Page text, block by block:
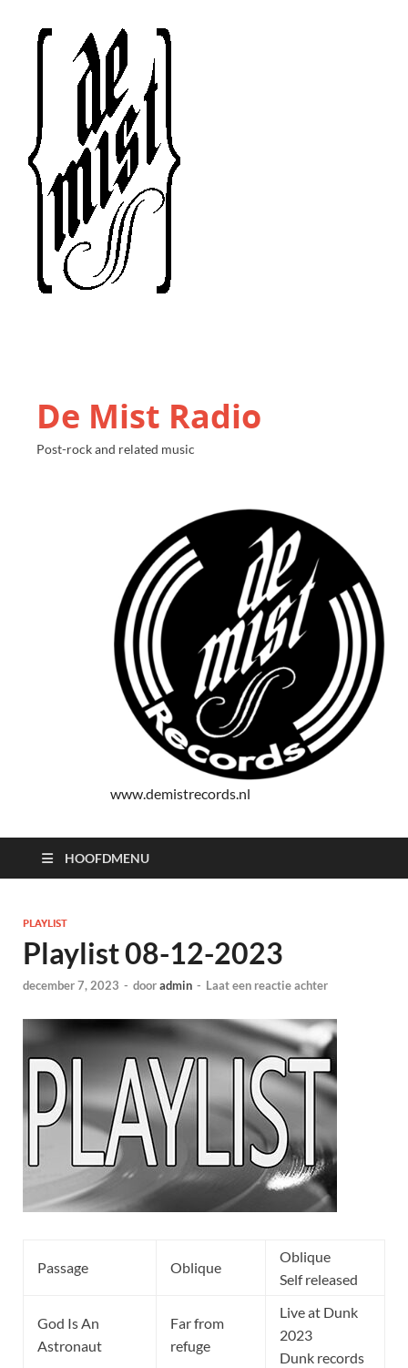
De Mist Radio
Post-rock and related music
www.demistrecords.nl
HOOFDMENU
PLAYLIST
Playlist 08-12-2023
december 7, 2023 - dooradmin - Laat een reactie achter
Passage Oblique
Oblique
Self released
God Is An
Astronaut
Far from
refuge
Live at Dunk
2023
Dunk records